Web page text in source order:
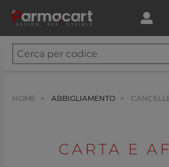
HOME ABBIGLIAMENTO
CARTA E